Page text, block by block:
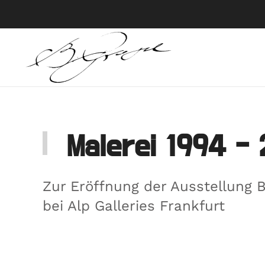
Skip to main content
Malerei 1994 -
Zur Eröffnung der Ausstellung
bei Alp Galleries Frankfurt